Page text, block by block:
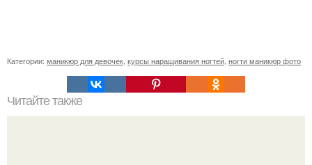
Категории: маникюр для девочек, курсы наращивания ногтей, ногти маникюр фото
Читайте также